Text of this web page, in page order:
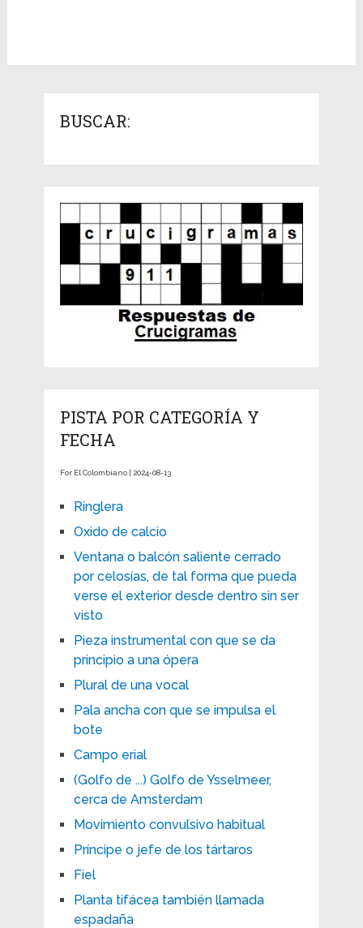
BUSCAR:
PISTA POR CATEGORÍA Y
FECHA
For El Colombiano | 2024-08-13
Ringlera
Oxido de calcio
Ventana o balcón saliente cerrado
por celosías, de tal forma que pueda
verse el exterior desde dentro sin ser
visto
Pieza instrumental con que se da
principio a una ópera
Plural de una vocal
Pala ancha con que se impulsa el
bote
Campo erial
(Golfo de ...) Golfo de Ysselmeer,
cerca de Amsterdam
Movimiento convulsivo habitual
Príncipe o jefe de los tártaros
Fiel
Planta tifácea también llamada
espadaña